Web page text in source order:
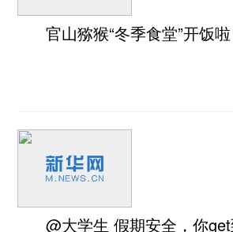
官山猕猴“冬季食堂”开饭啦
@大学生 假期安全，你get